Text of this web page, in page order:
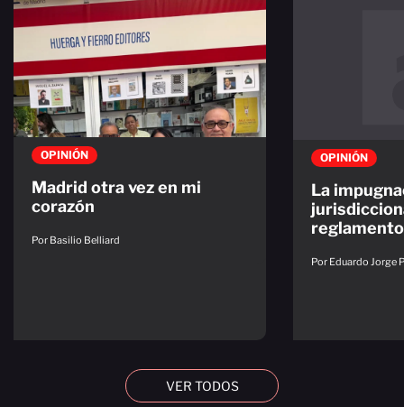
OPINIÓN
Madrid otra vez en mi
corazón
Por Basilio Belliard
OPINIÓN
La
Por Eduardo Jorge
VER TODOS